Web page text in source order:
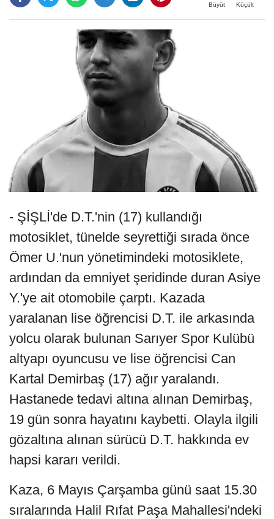
Büyüt Küçült
- ŞİŞLİ'de D.T.'nin (17) kullandığı
motosiklet, tünelde seyrettiği sırada önce
Ömer U.'nun yönetimindeki motosiklete,
ardından da emniyet şeridinde duran Asiye
Y.'ye ait otomobile çarptı. Kazada
yaralanan lise öğrencisi D.T. ile arkasında
yolcu olarak bulunan Sarıyer Spor Kulübü
altyapı oyuncusu ve lise öğrencisi Can
Kartal Demirbaş (17) ağır yaralandı.
Hastanede tedavi altına alınan Demirbaş,
19 gün sonra hayatını kaybetti. Olayla ilgili
gözaltına alınan sürücü D.T. hakkında ev
hapsi kararı verildi.
Kaza, 6 Mayıs Çarşamba günü saat 15.30
sıralarında Halil Rıfat Paşa Mahallesi'ndeki